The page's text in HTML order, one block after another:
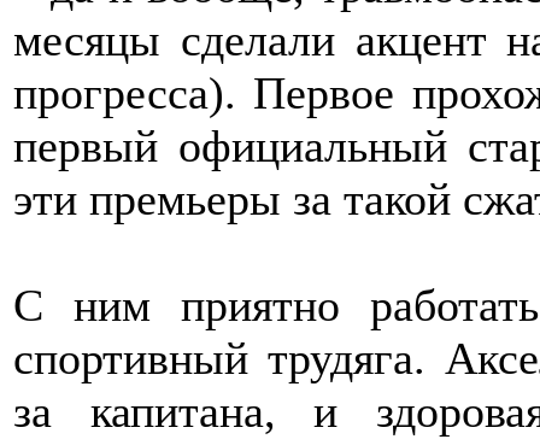
месяцы сделали акцент
прогресса). Первое
первый официальный
эти премьеры за такой
С ним приятно
спортивный трудяга.
за капитана, и